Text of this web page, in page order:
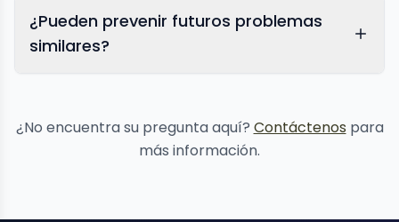
¿Pueden prevenir futuros problemas
similares?
¿No encuentra su pregunta aquí? Contáctenos para
más información.